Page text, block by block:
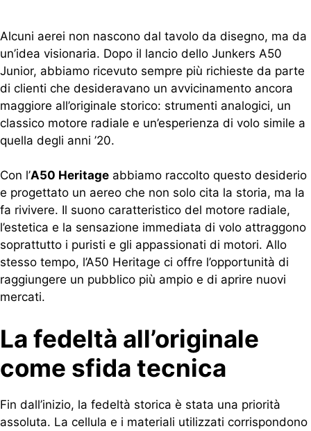
Alcuni aerei non nascono dal tavolo da disegno, ma da
un’idea visionaria. Dopo il lancio dello Junkers A50
Junior, abbiamo ricevuto sempre più richieste da parte
di clienti che desideravano un avvicinamento ancora
maggiore all’originale storico: strumenti analogici, un
classico motore radiale e un’esperienza di volo simile a
quella degli anni ’20.
Con l’A50 Heritage abbiamo raccolto questo desiderio
e progettato un aereo che non solo cita la storia, ma la
fa rivivere. Il suono caratteristico del motore radiale,
l’estetica e la sensazione immediata di volo attraggono
soprattutto i puristi e gli appassionati di motori. Allo
stesso tempo, l’A50 Heritage ci offre l’opportunità di
raggiungere un pubblico più ampio e di aprire nuovi
mercati.
La fedeltà all’originale
come sfida tecnica
Fin dall’inizio, la fedeltà storica è stata una priorità
assoluta. La cellula e i materiali utilizzati corrispondono